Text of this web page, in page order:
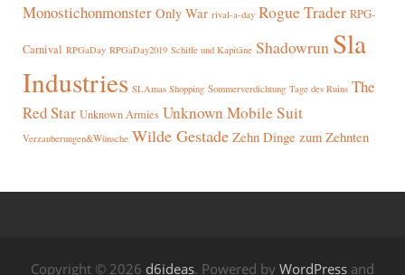
Monostichonmonster Only War rival-a-day Rogue Trader RPG-
Carnival RPGaDay RPGaDay2019 Schiffe und Kapitäne Shadowrun Sla
Industries SLAmas Shopping Sommerverdichtung Tage des Ruins The
Red Star Unknown Armies Unknown Mobile Suit
Verzauberungen&Wünsche Wilde Gestade Zehn Dinge zum Zehnten
Copyright © 2026 d6ideas. Powered by WordPress and